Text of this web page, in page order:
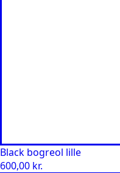
Black bogreol lille
600,00 kr.